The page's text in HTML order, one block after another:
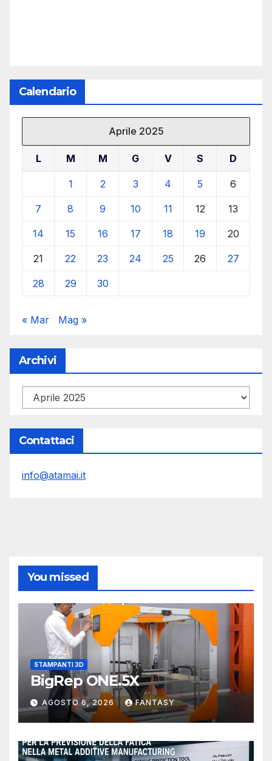
Calendario
Aprile 2025
L M M G V S D
1 2 3 4 5 6
7 8 9 10 11 12 13
14 15 16 17 18 19 20
21 22 23 24 25 26 27
28 29 30
« Mar Mag »
Archivi
Archivi
Contattaci
info@atamai.it
You missed
STAMPANTI 3D
BigRep ONE.5X
AGOSTO 6, 2026 FANTASY